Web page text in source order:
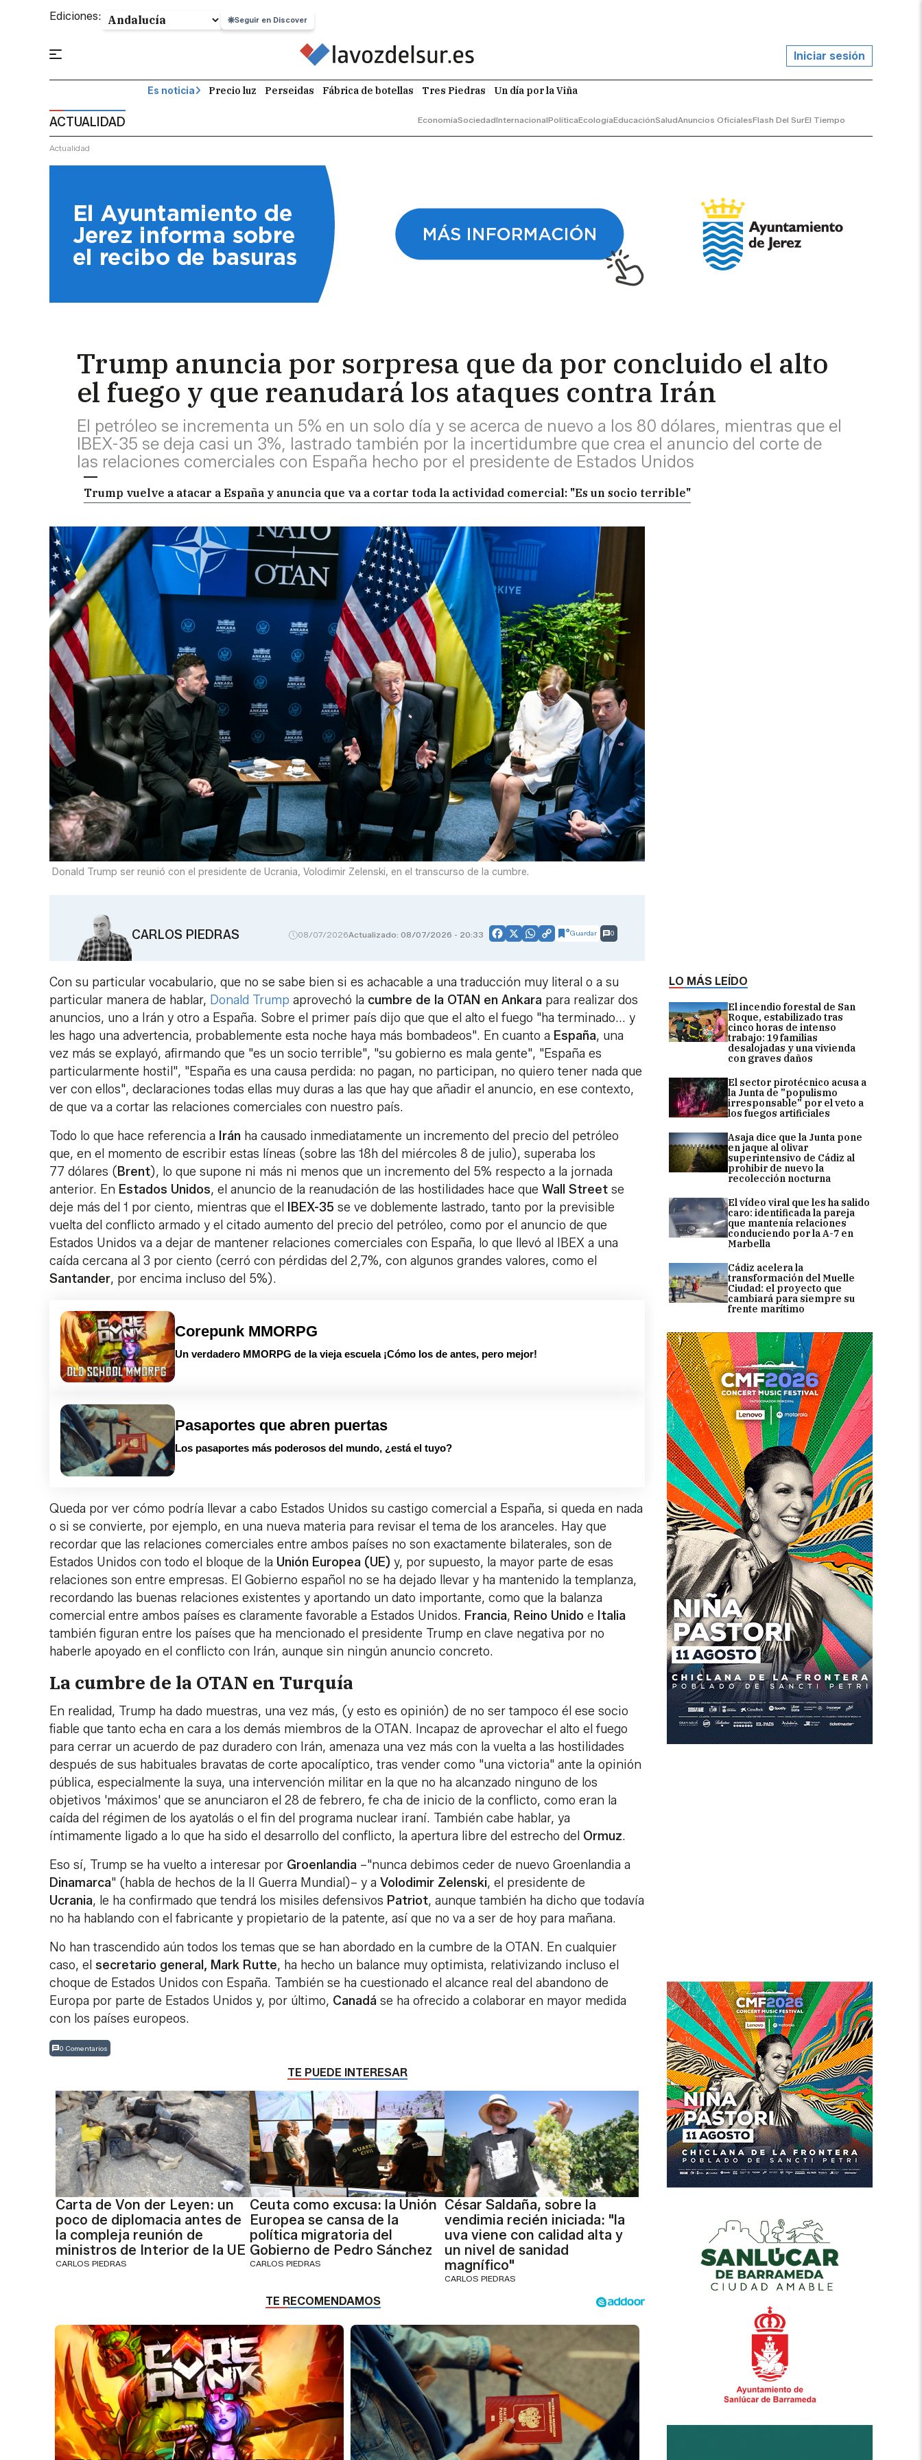
Ediciones: Seguir en Discover
Iniciar sesión
Es noticia Precio luz Perseidas Fábrica de botellas Tres Piedras Un día por la Viña
ACTUALIDAD EconomíaSociedadInternacionalPolíticaEcologíaEducaciónSaludAnuncios OficialesFlash Del SurEl Tiempo
Actualidad
Trump anuncia por sorpresa que da por concluido el alto
el fuego y que reanudará los ataques contra Irán
El petróleo se incrementa un 5% en un solo día y se acerca de nuevo a los 80 dólares, mientras que el
IBEX-35 se deja casi un 3%, lastrado también por la incertidumbre que crea el anuncio del corte de
las relaciones comerciales con España hecho por el presidente de Estados Unidos
Trump vuelve a atacar a España y anuncia que va a cortar toda la actividad comercial: "Es un socio terrible"
LO MÁS LEÍDO
El incendio forestal de San
Roque, estabilizado tras
cinco horas de intenso
trabajo: 19 familias
desalojadas y una vivienda
con graves daños
El sector pirotécnico acusa a
la Junta de "populismo
irresponsable" por el veto a
los fuegos artificiales
Asaja dice que la Junta pone
en jaque al olivar
superintensivo de Cádiz al
prohibir de nuevo la
recolección nocturna
El vídeo viral que les ha salido
caro: identificada la pareja
que mantenía relaciones
conduciendo por la A-7 en
Marbella
Cádiz acelera la
transformación del Muelle
Ciudad: el proyecto que
cambiará para siempre su
frente marítimo
Donald Trump ser reunió con el presidente de Ucrania, Volodimir Zelenski, en el transcurso de la cumbre.
CARLOS PIEDRAS 08/07/2026Actualizado: 08/07/2026 - 20:33 Facebook
X WhatsApp
CopyGuardar 0
Con su particular vocabulario, que no se sabe bien si es achacable a una traducción muy literal o a su
particular manera de hablar, Donald Trump aprovechó la cumbre de la OTAN en Ankara para realizar dos
anuncios, uno a Irán y otro a España. Sobre el primer país dijo que que el alto el fuego "ha terminado... y
les hago una advertencia, probablemente esta noche haya más bombadeos". En cuanto a España, una
vez más se explayó, afirmando que "es un socio terrible", "su gobierno es mala gente", "España es
particularmente hostil", "España es una causa perdida: no pagan, no participan, no quiero tener nada que
ver con ellos", declaraciones todas ellas muy duras a las que hay que añadir el anuncio, en ese contexto,
de que va a cortar las relaciones comerciales con nuestro país.
Todo lo que hace referencia a Irán ha causado inmediatamente un incremento del precio del petróleo
que, en el momento de escribir estas líneas (sobre las 18h del miércoles 8 de julio), superaba los
77 dólares ( Brent), lo que supone ni más ni menos que un incremento del 5% respecto a la jornada
anterior. En Estados Unidos, el anuncio de la reanudación de las hostilidades hace que Wall Street se
deje más del 1 por ciento, mientras que el
IBEX-35 se ve doblemente lastrado, tanto por la previsible
vuelta del conflicto armado y el citado aumento del precio del petróleo, como por el anuncio de que
Estados Unidos va a dejar de mantener relaciones comerciales con España, lo que llevó al IBEX a una
caída cercana al 3 por ciento (cerró con pérdidas del 2,7%, con algunos grandes valores, como el
Santander, por encima incluso del 5%).
Corepunk MMORPG
Un verdadero MMORPG de la vieja escuela ¡Cómo los de antes, pero mejor!
Pasaportes que abren puertas
Los pasaportes más poderosos del mundo, ¿está el tuyo?
Queda por ver cómo podría llevar a cabo Estados Unidos su castigo comercial a España, si queda en nada
o si se convierte, por ejemplo, en una nueva materia para revisar el tema de los aranceles. Hay que
recordar que las relaciones comerciales entre ambos países no son exactamente bilaterales, son de
Estados Unidos con todo el bloque de la Unión Europea (UE) y, por supuesto, la mayor parte de esas
relaciones son entre empresas. El Gobierno español no se ha dejado llevar y ha mantenido la templanza,
recordando las buenas relaciones existentes y aportando un dato importante, como que la balanza
comercial entre ambos países es claramente favorable a Estados Unidos. Francia, Reino Unido e Italia
también figuran entre los países que ha mencionado el presidente Trump en clave negativa por no
haberle apoyado en el conflicto con Irán, aunque sin ningún anuncio concreto.
La cumbre de la OTAN en Turquía
En realidad, Trump ha dado muestras, una vez más, (y esto es opinión) de no ser tampoco él ese socio
fiable que tanto echa en cara a los demás miembros de la OTAN. Incapaz de aprovechar el alto el fuego
para cerrar un acuerdo de paz duradero con Irán, amenaza una vez más con la vuelta a las hostilidades
después de sus habituales bravatas de corte apocalíptico, tras vender como "una victoria" ante la opinión
pública, especialmente la suya, una intervención militar en la que no ha alcanzado ninguno de los
objetivos 'máximos' que se anunciaron el 28 de febrero, fe cha de inicio de la conflicto, como eran la
caída del régimen de los ayatolás o el fin del programa nuclear iraní. También cabe hablar, ya
íntimamente ligado a lo que ha sido el desarrollo del conflicto, la apertura libre del estrecho del Ormuz.
Eso sí, Trump se ha vuelto a interesar por Groenlandia –"nunca debimos ceder de nuevo Groenlandia a
Dinamarca" (habla de hechos de la II Guerra Mundial)– y a Volodimir Zelenski, el presidente de
Ucrania, le ha confirmado que tendrá los misiles defensivos Patriot, aunque también ha dicho que todavía
no ha hablando con el fabricante y propietario de la patente, así que no va a ser de hoy para mañana.
No han trascendido aún todos los temas que se han abordado en la cumbre de la OTAN. En cualquier
caso, el secretario general, Mark Rutte, ha hecho un balance muy optimista, relativizando incluso el
choque de Estados Unidos con España. También se ha cuestionado el alcance real del abandono de
Europa por parte de Estados Unidos y, por último, Canadá se ha ofrecido a colaborar en mayor medida
con los países europeos.
0 Comentarios
TE PUEDE INTERESAR
Carta de Von der Leyen: un
poco de diplomacia antes de
la compleja reunión de
ministros de Interior de la UE
CARLOS PIEDRAS
Ceuta como excusa: la Unión
Europea se cansa de la
política migratoria del
Gobierno de Pedro Sánchez
CARLOS PIEDRAS
César Saldaña, sobre la
vendimia recién iniciada: "la
uva viene con calidad alta y
un nivel de sanidad
magnífico"
CARLOS PIEDRAS